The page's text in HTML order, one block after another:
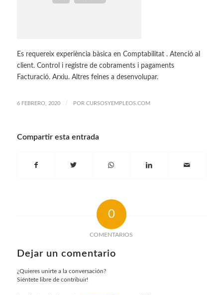
Es requereix experiència bàsica en Comptabilitat . Atenció al
client. Control i registre de cobraments i pagaments
Facturació. Arxiu. Altres feines a desenvolupar.
6 FEBRERO, 2020 / POR CURSOSYEMPLEOS.COM
Compartir esta entrada
0
COMENTARIOS
Dejar un comentario
¿Quieres unirte a la conversación?
Siéntete libre de contribuir!